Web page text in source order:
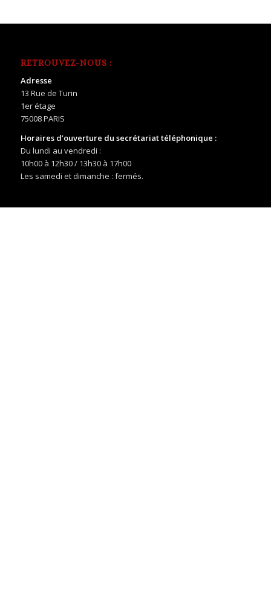
RETROUVEZ-NOUS :
Adresse
13 Rue de Turin
1er étage
75008 PARIS
Horaires d’ouverture du secrétariat téléphonique :
Du lundi au vendredi :
10h00 à 12h30 / 13h30 à 17h00
Les samedi et dimanche : fermés.